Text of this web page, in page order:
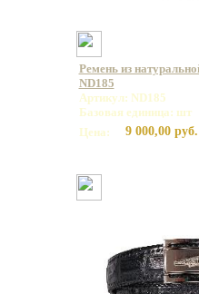
Ремень из
ND185
Артикул: ND185
Базовая единица: шт
Цена:
9 000,00 руб.